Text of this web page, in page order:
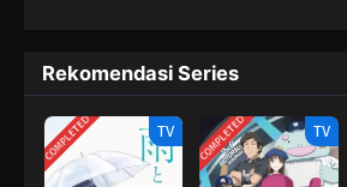
seolah tiap helai menyimpan kenangan yang
daripada kain itu sendiri. Kehadiran Wakana
bagian tak terpisahkan dari kota, berbagi
namun berharga bersama semua orang.
bersihkan mengisahkan kehidupan
Rekomendasi Series
COMPLETED TV COMPLETED TV